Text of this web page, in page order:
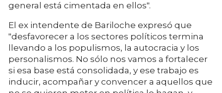
general está cimentada en ellos".
El ex intendente de Bariloche expresó que
"desfavorecer a los sectores políticos termina
llevando a los populismos, la autocracia y los
personalismos. No sólo nos vamos a fortalecer
si esa base está consolidada, y ese trabajo es
inducir, acompañar y convencer a aquellos que